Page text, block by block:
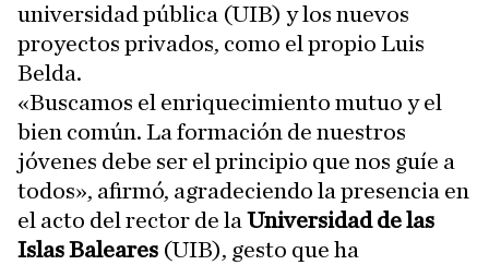
universidad pública (UIB) y los nuevos
proyectos privados, como el propio Luis
Belda.
«Buscamos el enriquecimiento mutuo y el
bien común. La formación de nuestros
jóvenes debe ser el principio que nos guíe a
todos», afirmó, agradeciendo la presencia en
el acto del rector de la Universidad de las
Islas Baleares (UIB), gesto que ha